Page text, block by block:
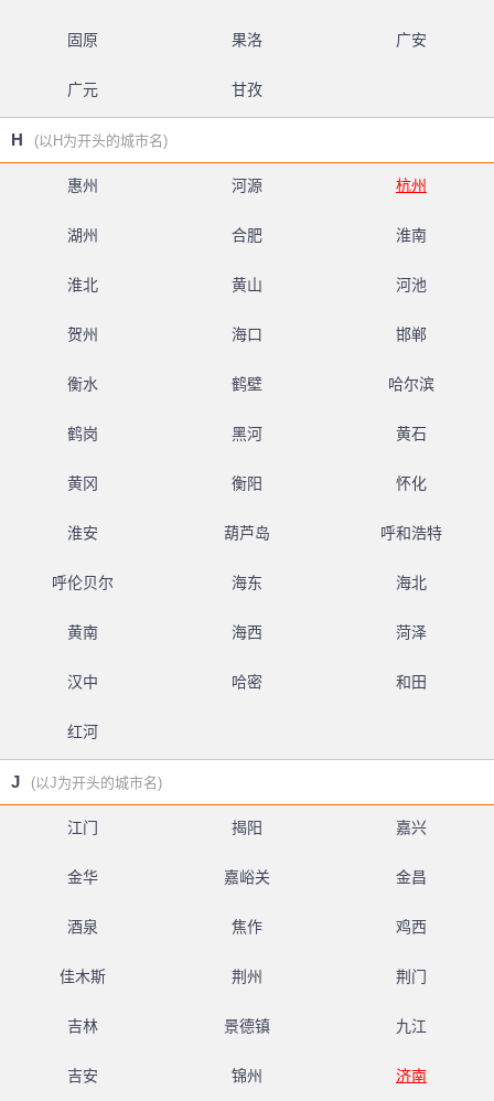
固原 果洛 广安
广元 甘孜
H (以H为开头的城市名)
惠州 河源 杭州
湖州 合肥 淮南
淮北 黄山 河池
贺州 海口 邯郸
衡水 鹤壁 哈尔滨
鹤岗 黑河 黄石
黄冈 衡阳 怀化
淮安 葫芦岛 呼和浩特
呼伦贝尔 海东 海北
黄南 海西 菏泽
汉中 哈密 和田
红河
J (以J为开头的城市名)
江门 揭阳 嘉兴
金华 嘉峪关 金昌
酒泉 焦作 鸡西
佳木斯 荆州 荆门
吉林 景德镇 九江
吉安 锦州 济南